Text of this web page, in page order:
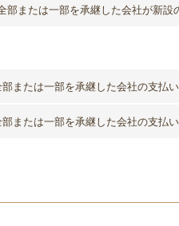
部または一部を承継した会社が新設
または一部を承継した会社の支払
または一部を承継した会社の支払